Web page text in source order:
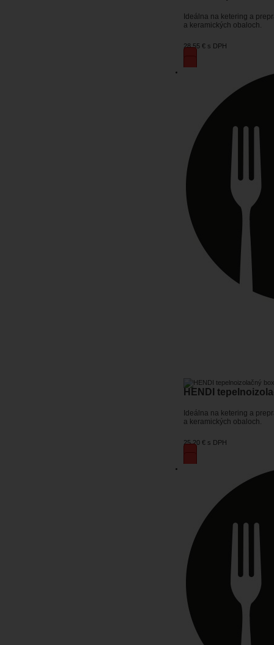
Ideálna na ketering a
a keramických obaloch.
28,55 € s DPH
HENDI
Ideálna na ketering a
a keramických obaloch.
25,20 € s DPH